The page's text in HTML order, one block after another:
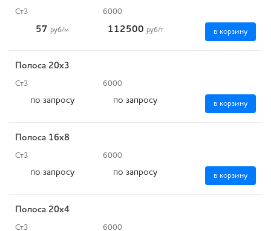
Ст3 6000
57 руб/м 112500 руб/т в корзину
Полоса 20x3
Ст3 6000
по запросу по запросу в корзину
Полоса 16x8
Ст3 6000
по запросу по запросу в корзину
Полоса 20x4
Ст3 6000